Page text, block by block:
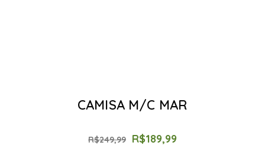
CAMISA M/C MAR
R$249,99 R$189,99